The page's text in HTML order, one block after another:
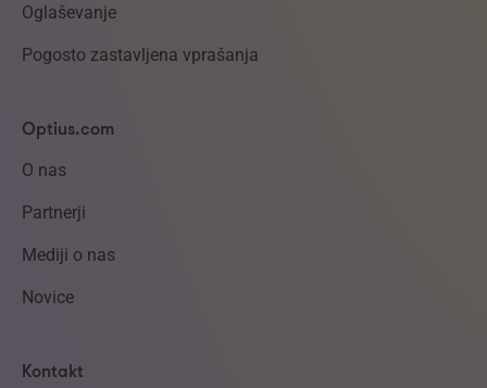
Oglaševanje
Pogosto zastavljena vprašanja
Optius.com
O nas
Partnerji
Mediji o nas
Novice
Kontakt